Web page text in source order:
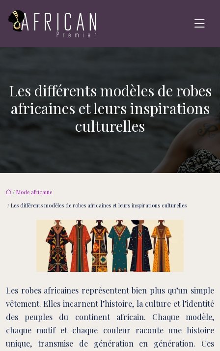
Les différents modèles de robes
africaines et leurs inspirations
culturelles
/ Mode africaine
/ Les différents modèles de robes africaines et leurs inspirations culturelles
Les robes africaines représentent bien plus qu’un simple
vêtement. Elles incarnent l’histoire, la culture et l’identité
des peuples du continent africain. Chaque modèle,
chaque motif et chaque couleur raconte une histoire
unique, transmise de génération en génération. Ces